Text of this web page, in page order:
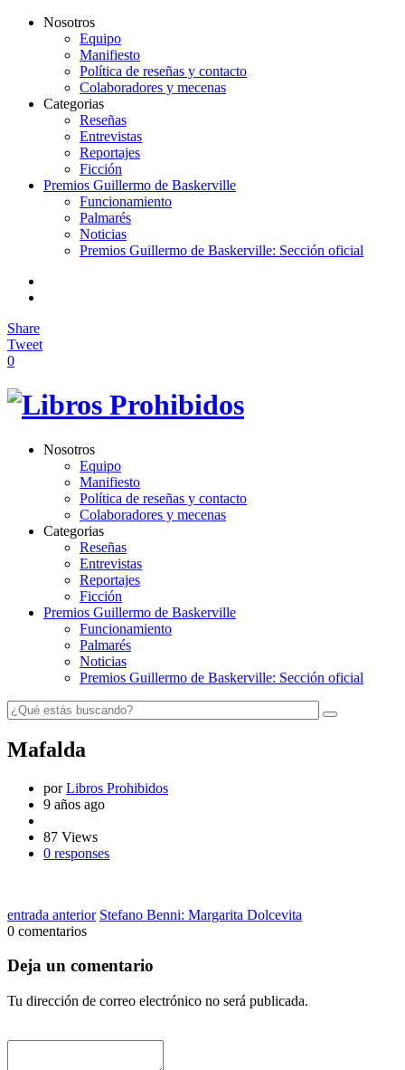
Nosotros
Equipo
Manifiesto
Política de reseñas y contacto
Colaboradores y mecenas
Categorias
Reseñas
Entrevistas
Reportajes
Ficción
Premios Guillermo de Baskerville
Funcionamiento
Palmarés
Noticias
Premios Guillermo de Baskerville: Sección oficial
Share
Tweet
0
Nosotros
Equipo
Manifiesto
Política de reseñas y contacto
Colaboradores y mecenas
Categorias
Reseñas
Entrevistas
Reportajes
Ficción
Premios Guillermo de Baskerville
Funcionamiento
Palmarés
Noticias
Premios Guillermo de Baskerville: Sección oficial
Mafalda
porLibros Prohibidos
9 años ago
87 Views
0 responses
entrada anterior Stefano Benni: Margarita Dolcevita
0 comentarios
Deja un comentario
Tu dirección de correo electrónico no será publicada.